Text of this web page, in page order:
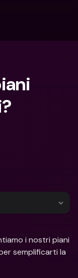
i nostri piani
semplificarti la